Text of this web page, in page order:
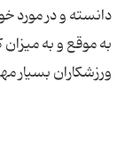
دانسته و در مورد
به موقع و به